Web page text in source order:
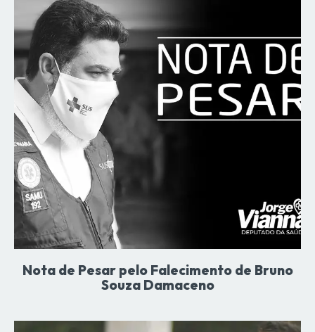
Nota de Pesar pelo Falecimento de Bruno
Souza Damaceno